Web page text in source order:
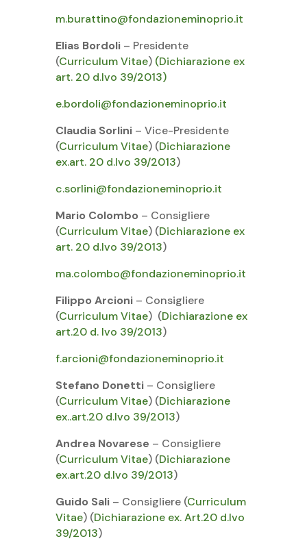
m.burattino@fondazioneminoprio.it
Elias Bordoli– Presidente
(Curriculum Vitae) (Dichiarazione ex
art. 20 d.lvo 39/2013)
e.bordoli@fondazioneminoprio.it
Claudia Sorlini– Vice-Presidente
(Curriculum Vitae) (Dichiarazione
ex.art. 20 d.Ivo 39/2013)
c.sorlini@fondazioneminoprio.it
Mario Colombo – Consigliere
(Curriculum Vitae) (Dichiarazione ex
art. 20 d.lvo 39/2013)
ma.colombo@fondazioneminoprio.it
Filippo Arcioni– Consigliere
(Curriculum Vitae) (Dichiarazione ex
art.20 d. Ivo 39/2013)
f.arcioni@fondazioneminoprio.it
Stefano Donetti– Consigliere
(Curriculum Vitae) (Dichiarazione
ex..art.20 d.Ivo 39/2013)
Andrea Novarese – Consigliere
(Curriculum Vitae) (Dichiarazione
ex.art.20 d.Ivo 39/2013)
Guido Sali– Consigliere (Curriculum
Vitae) (Dichiarazione ex. Art.20 d.Ivo
39/2013)